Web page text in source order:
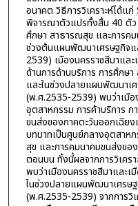
อนาคต วิธีการวิเคราะห์ได้แ
พิจารณาตัวแปรทั้งสิ้น 40 ตัว
ศึกษา สาธารณสุข และการค
ช่วงต้นแผนพัฒนาเศรษฐกิจ
2539) เมืองนครราชสีมาแล
ด้านการด้านบริการ การศึกษ
และในช่วงปลายแผนพัฒนาเ
(พ.ศ.2535-2539) พบว่าเมือ
อุตสาหกรรม การค้าบริการ
ขนส่งของภาคตะวันออกเฉีย
บทบาทเป็นศูนย์กลางอุตสาห
สุข และการคมนาคมขนส่งขอ
ตอนบน ทั้งนี้ผลจากการวิเคร
พบว่าเมืองนครราชสีมาและ
ในช่วงปลายแผนพัฒนาเศรษ
(พ.ศ.2535-2539) จากการวิ